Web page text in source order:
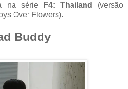
na série
F4: Thailand (versão
Over Flowers).
Buddy